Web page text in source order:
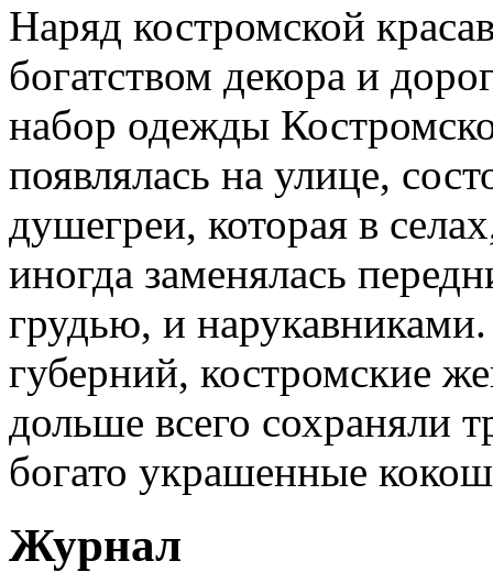
Наряд костромской
богатством декора и
набор одежды
появлялась на улице,
душегреи, которая в
иногда заменялась
грудью, и
губерний, костромские
дольше всего сохраняли
богато украшенные
Журнал